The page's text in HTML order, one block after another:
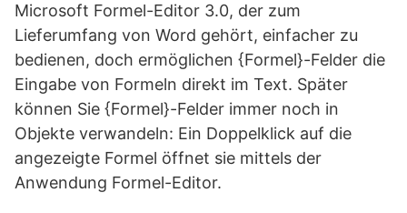
Microsoft Formel-Editor 3.0, der zum
Lieferumfang von Word gehört, einfacher zu
bedienen, doch ermöglichen {Formel}-Felder die
Eingabe von Formeln direkt im Text. Später
können Sie {Formel}-Felder immer noch in
Objekte verwandeln: Ein Doppelklick auf die
angezeigte Formel öffnet sie mittels der
Anwendung Formel-Editor.